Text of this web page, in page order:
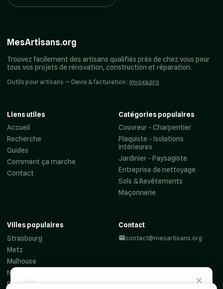
MesArtisans.org
Trouvez facilement des artisans qualifiés près de chez vous pour
tous vos projets de rénovation, construction et réparation.
Outils pour artisans — Devis & facturation : Invoxa.pro
Liens utiles
Accueil
Recherche
Guides
Comment ça marche
Contact
Catégories populaires
Couvreur - Charpentier
Plaquiste - Isolations
intérieures
Jardinier - Paysagiste
Entreprise de nettoyage
Sols & Revêtements
Maçonnerie
Villes populaires
Strasbourg
Metz
Mulhouse
Nancy
Reims
Contact
contact@mesartisans.org